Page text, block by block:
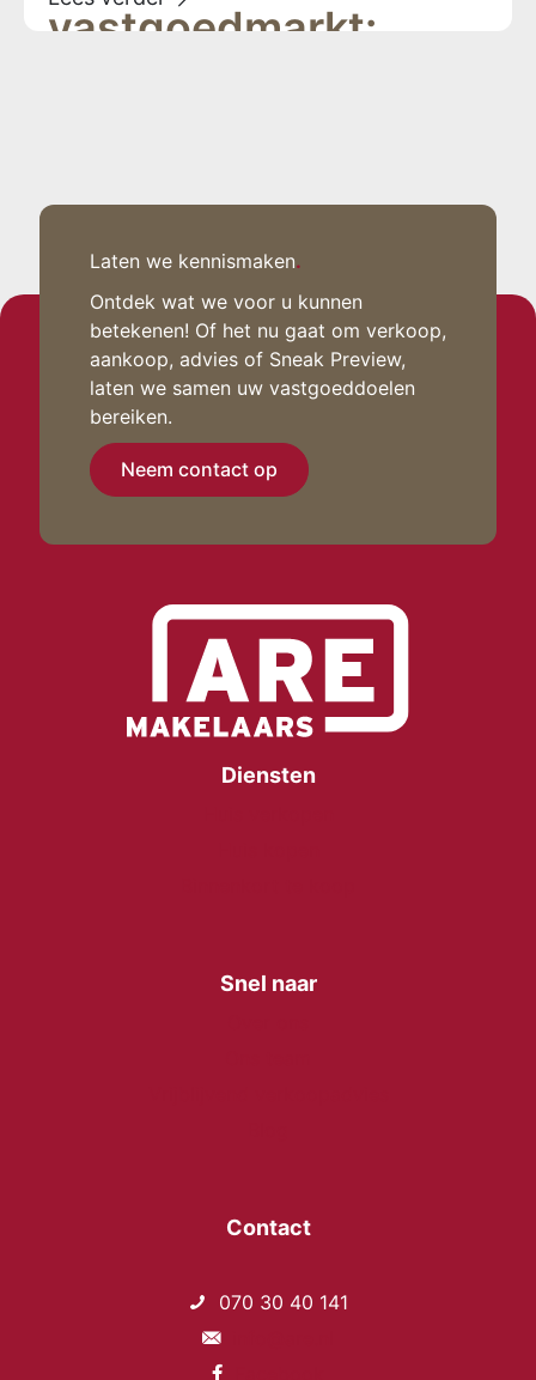
vastgoedmarkt:
Laten we kennismaken.
Ontdek wat we voor u kunnen
betekenen! Of het nu gaat om verkoop,
aankoop, advies of Sneak Preview,
laten we samen uw vastgoeddoelen
bereiken.
Neem contact op
Diensten
Snel naar
Contact
070 30 40 141